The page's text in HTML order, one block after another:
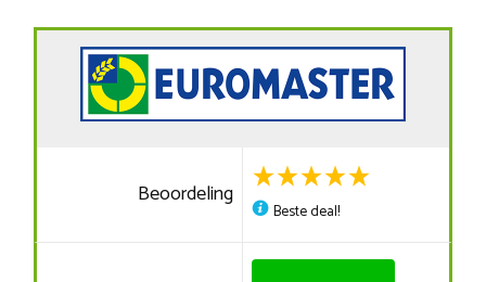
Beoordeling
Beste deal!